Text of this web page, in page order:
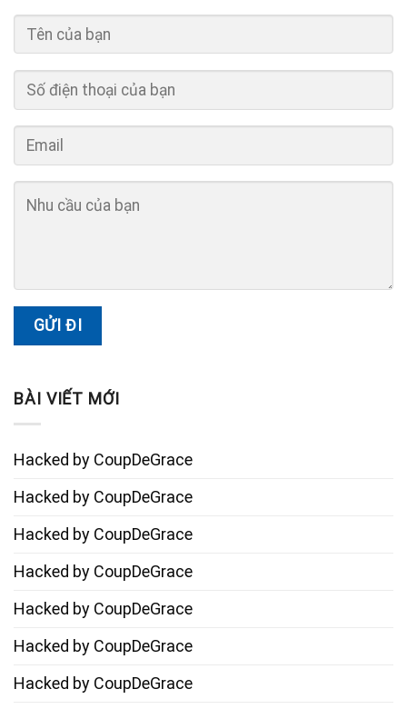
BÀI VIẾT MỚI
Hacked by CoupDeGrace
Hacked by CoupDeGrace
Hacked by CoupDeGrace
Hacked by CoupDeGrace
Hacked by CoupDeGrace
Hacked by CoupDeGrace
Hacked by CoupDeGrace